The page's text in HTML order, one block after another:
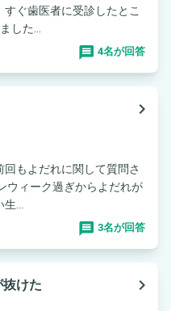
ぐ歯医者に受診したとこ
した...
4名が回答
navigate_next
もよだれに関して質問さ
ウィーク過ぎからよだれが
...
3名が回答
けた
navigate_next